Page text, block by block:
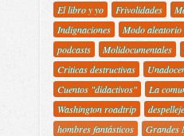
El libro y yo
Frivolidades
Indignaciones
Modo aleatorio
podcasts
Molidocumentales
Criticas destructivas
Cuentos "didactivos"
La
Washington roadtrip
hombres fantásticos
Grandes